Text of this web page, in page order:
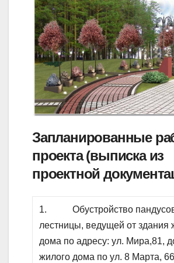
Запланированные
проекта (выписка из
проектной
1. Обустройство пандусов,
лестницы, ведущей от здания
дома по адресу: ул. Мира,81,
жилого дома по ул. 8 Марта,